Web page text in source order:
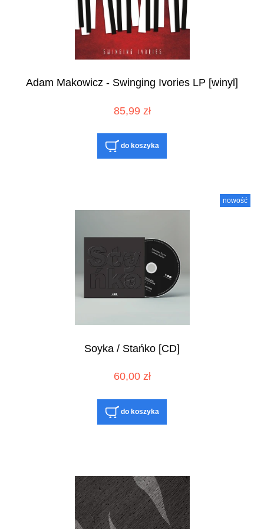
Adam Makowicz - Swinging Ivories LP [winyl]
85,99 zł
do koszyka
Soyka / Stańko [CD]
60,00 zł
do koszyka
nowość